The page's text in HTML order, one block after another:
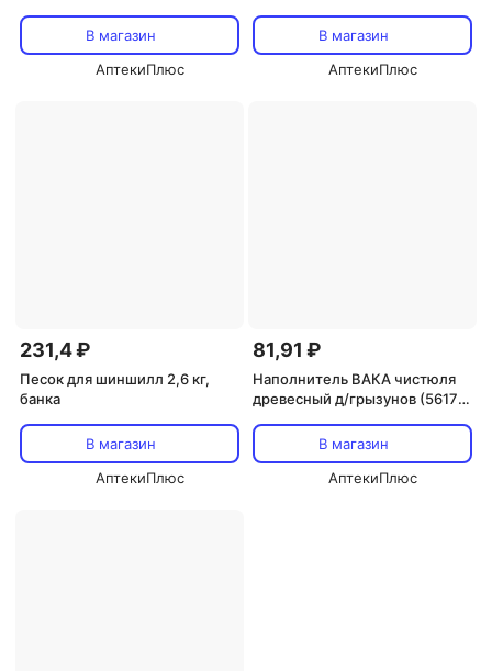
В магазин
АптекиПлюс
В магазин
АптекиПлюс
231,4 ₽
Песок для шиншилл 2,6 кг,
банка
В магазин
АптекиПлюс
81,91 ₽
Наполнитель ВАКА чистюля
древесный д/грызунов (56170)
В магазин
АптекиПлюс